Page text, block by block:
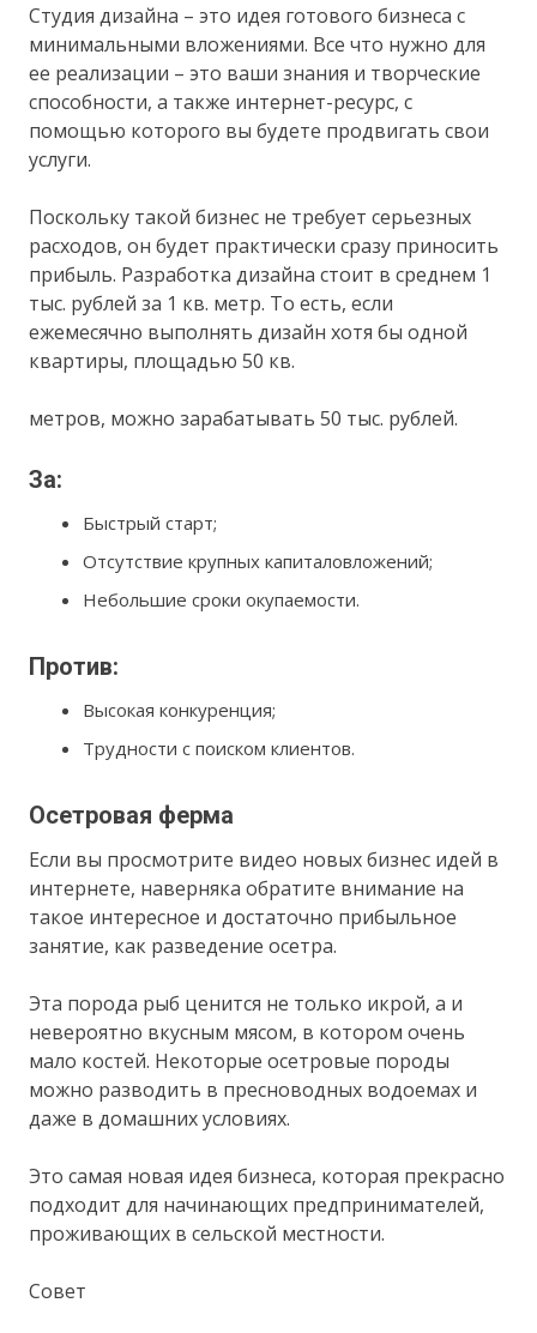
Студия дизайна – это идея готового бизнеса с
минимальными вложениями. Все что нужно для
ее реализации – это ваши знания и творческие
способности, а также интернет-ресурс, с
помощью которого вы будете продвигать свои
услуги.
Поскольку такой бизнес не требует серьезных
расходов, он будет практически сразу приносить
прибыль. Разработка дизайна стоит в среднем 1
тыс. рублей за 1 кв. метр. То есть, если
ежемесячно выполнять дизайн хотя бы одной
квартиры, площадью 50 кв.
метров, можно зарабатывать 50 тыс. рублей.
За:
Быстрый старт;
Отсутствие крупных капиталовложений;
Небольшие сроки окупаемости.
Против:
Высокая конкуренция;
Трудности с поиском клиентов.
Осетровая ферма
Если вы просмотрите видео новых бизнес идей в
интернете, наверняка обратите внимание на
такое интересное и достаточно прибыльное
занятие, как разведение осетра.
Эта порода рыб ценится не только икрой, а и
невероятно вкусным мясом, в котором очень
мало костей. Некоторые осетровые породы
можно разводить в пресноводных водоемах и
даже в домашних условиях.
Это самая новая идея бизнеса, которая прекрасно
подходит для начинающих предпринимателей,
проживающих в сельской местности.
Совет